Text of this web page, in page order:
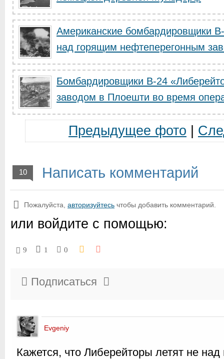
Американские бомбардировщики
над горящим нефтеперегонным
Бомбардировщики B-24
заводом в Плоешти во время
Предыдущее фото
10 Написать комментарий
Пожалуйста, авторизуйтесь чтобы добавить комментарий.
или войдите с помощью:
9 1 0
Подписаться
Evgeniy
Кажется, что Либерейторы летят не